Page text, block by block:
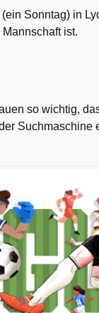
Sonntag) in
ist.
so wichtig,
Suchmaschine